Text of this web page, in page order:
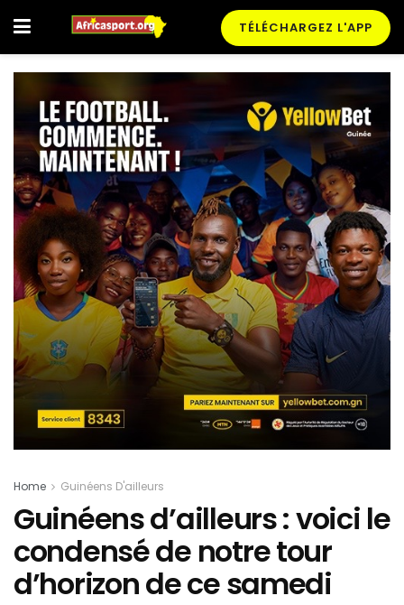
TÉLÉCHARGEZ L'APP
Home Guinéens D'ailleurs
Guinéens d’ailleurs : voici le
condensé de notre tour
d’horizon de ce samedi